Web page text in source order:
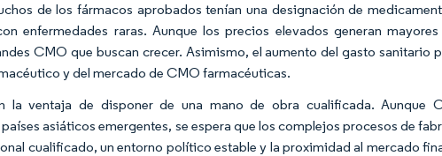
de los fármacos aprobados tenían una designación de
enfermedades raras. Aunque los precios elevados generan
CMO que buscan crecer. Asimismo, el aumento del gasto sanitario
y del mercado de CMO farmacéuticas.
la ventaja de disponer de una mano de obra cualificada. Aunque
asiáticos emergentes, se espera que los complejos procesos de
cualificado, un entorno político estable y la proximidad al mercado